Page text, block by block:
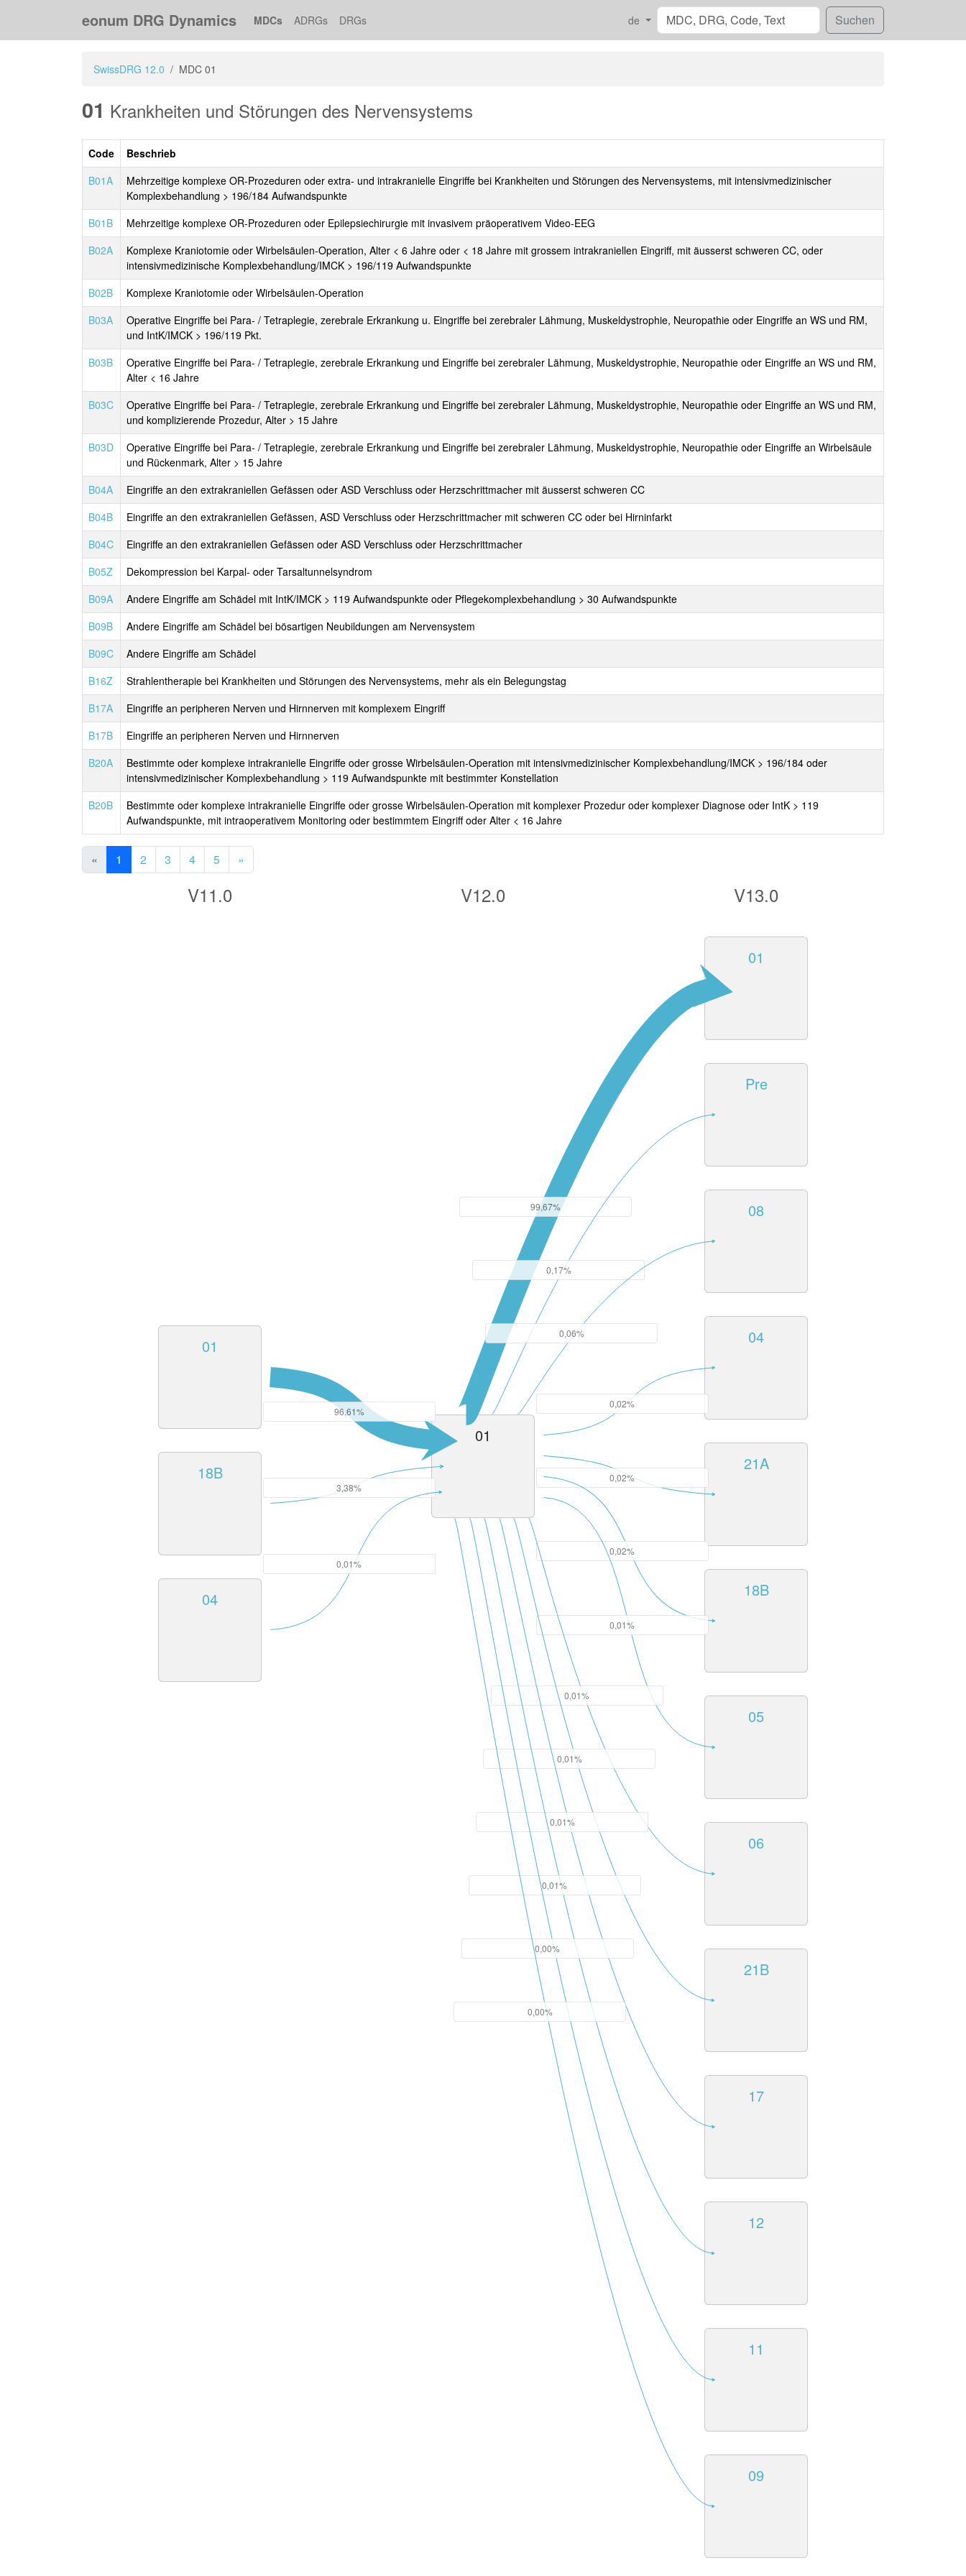
eonum DRG Dynamics MDCs ADRGs DRGs de
SwissDRG 12.0 MDC 01
01 Krankheiten und Störungen des Nervensystems
Code
Beschrieb
B01A
Mehrzeitige komplexe OR-Prozeduren oder extra- und intrakranielle Eingriffe bei Krankheiten und Störungen des Nervensystems, mit intensivmedizinischer
Komplexbehandlung > 196/184 Aufwandspunkte
B01B
Mehrzeitige komplexe OR-Prozeduren oder Epilepsiechirurgie mit invasivem präoperativem Video-EEG
B02A
Komplexe Kraniotomie oder Wirbelsäulen-Operation, Alter < 6 Jahre oder < 18 Jahre mit grossem intrakraniellen Eingriff, mit äusserst schweren CC, oder
intensivmedizinische Komplexbehandlung/IMCK > 196/119 Aufwandspunkte
B02B
Komplexe Kraniotomie oder Wirbelsäulen-Operation
B03A
Operative Eingriffe bei Para- / Tetraplegie, zerebrale Erkrankung u. Eingriffe bei zerebraler Lähmung, Muskeldystrophie, Neuropathie oder Eingriffe an WS und RM,
und IntK/IMCK > 196/119 Pkt.
B03B
Operative Eingriffe bei Para- / Tetraplegie, zerebrale Erkrankung und Eingriffe bei zerebraler Lähmung, Muskeldystrophie, Neuropathie oder Eingriffe an WS und RM,
Alter < 16 Jahre
B03C
Operative Eingriffe bei Para- / Tetraplegie, zerebrale Erkrankung und Eingriffe bei zerebraler Lähmung, Muskeldystrophie, Neuropathie oder Eingriffe an WS und RM,
und komplizierende Prozedur, Alter > 15 Jahre
B03D
Operative Eingriffe bei Para- / Tetraplegie, zerebrale Erkrankung und Eingriffe bei zerebraler Lähmung, Muskeldystrophie, Neuropathie oder Eingriffe an Wirbelsäule
und Rückenmark, Alter > 15 Jahre
B04A
Eingriffe an den extrakraniellen Gefässen oder ASD Verschluss oder Herzschrittmacher mit äusserst schweren CC
B04B
Eingriffe an den extrakraniellen Gefässen, ASD Verschluss oder Herzschrittmacher mit schweren CC oder bei Hirninfarkt
B04C
Eingriffe an den extrakraniellen Gefässen oder ASD Verschluss oder Herzschrittmacher
B05Z
Dekompression bei Karpal- oder Tarsaltunnelsyndrom
B09A
Andere Eingriffe am Schädel mit IntK/IMCK > 119 Aufwandspunkte oder Pflegekomplexbehandlung > 30 Aufwandspunkte
B09B
Andere Eingriffe am Schädel bei bösartigen Neubildungen am Nervensystem
B09C
Andere Eingriffe am Schädel
B16Z
Strahlentherapie bei Krankheiten und Störungen des Nervensystems, mehr als ein Belegungstag
B17A
Eingriffe an peripheren Nerven und Hirnnerven mit komplexem Eingriff
B17B
Eingriffe an peripheren Nerven und Hirnnerven
B20A
Bestimmte oder komplexe intrakranielle Eingriffe oder grosse Wirbelsäulen-Operation mit intensivmedizinischer Komplexbehandlung/IMCK > 196/184 oder
intensivmedizinischer Komplexbehandlung > 119 Aufwandspunkte mit bestimmter Konstellation
B20B
Bestimmte oder komplexe intrakranielle Eingriffe oder grosse Wirbelsäulen-Operation mit komplexer Prozedur oder komplexer Diagnose oder IntK > 119
Aufwandspunkte, mit intraoperativem Monitoring oder bestimmtem Eingriff oder Alter < 16 Jahre
« 1 2 3 4 5 »
V11.0
01
18B
04
V12.0
01
V13.0
01
Pre
08
04
21A
18B
05
06
21B
17
12
11
09
96,61%
3,38%
0,01%
99,67%
0,17%
0,06%
0,02%
0,02%
0,02%
0,01%
0,01%
0,01%
0,01%
0,01%
0,00%
0,00%